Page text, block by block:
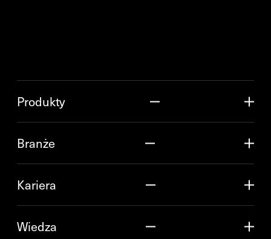
Produkty
Branże
Kariera
Wiedza